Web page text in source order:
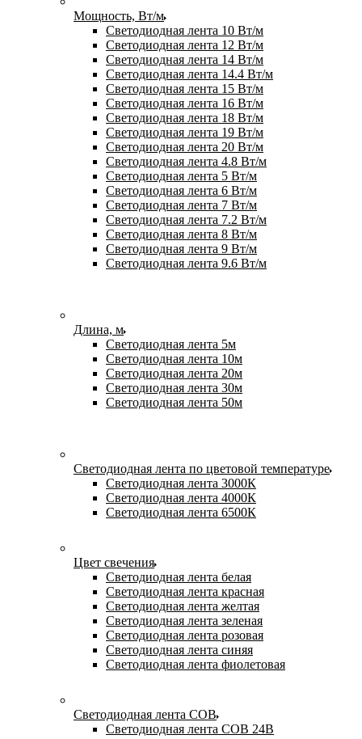
Мощность, Вт/м
Светодиодная лента 10 Вт/м
Светодиодная лента 12 Вт/м
Светодиодная лента 14 Вт/м
Светодиодная лента 14.4 Вт/м
Светодиодная лента 15 Вт/м
Светодиодная лента 16 Вт/м
Светодиодная лента 18 Вт/м
Светодиодная лента 19 Вт/м
Светодиодная лента 20 Вт/м
Светодиодная лента 4.8 Вт/м
Светодиодная лента 5 Вт/м
Светодиодная лента 6 Вт/м
Светодиодная лента 7 Вт/м
Светодиодная лента 7.2 Вт/м
Светодиодная лента 8 Вт/м
Светодиодная лента 9 Вт/м
Светодиодная лента 9.6 Вт/м
Длина, м
Светодиодная лента 5м
Светодиодная лента 10м
Светодиодная лента 20м
Светодиодная лента 30м
Светодиодная лента 50м
Светодиодная лента по цветовой температуре
Светодиодная лента 3000К
Светодиодная лента 4000К
Светодиодная лента 6500К
Цвет свечения
Светодиодная лента белая
Светодиодная лента красная
Светодиодная лента желтая
Светодиодная лента зеленая
Светодиодная лента розовая
Светодиодная лента синяя
Светодиодная лента фиолетовая
Светодиодная лента COB
Светодиодная лента COB 24В